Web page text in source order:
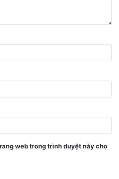
nhưng mặt sau của hộp là
tiếng Việt, kèm theo tem hợp
web trong trình duyệt này cho